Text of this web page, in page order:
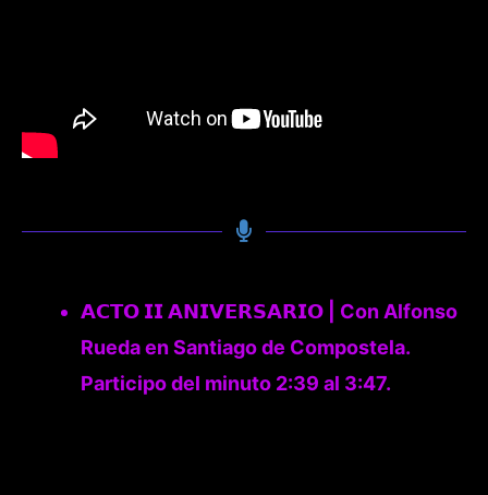
𝗔𝗖𝗧𝗢 𝗜𝗜 𝗔𝗡𝗜𝗩𝗘𝗥𝗦𝗔𝗥𝗜𝗢 | Con Alfonso
Rueda en Santiago de Compostela.
Participo del minuto 2:39 al 3:47.